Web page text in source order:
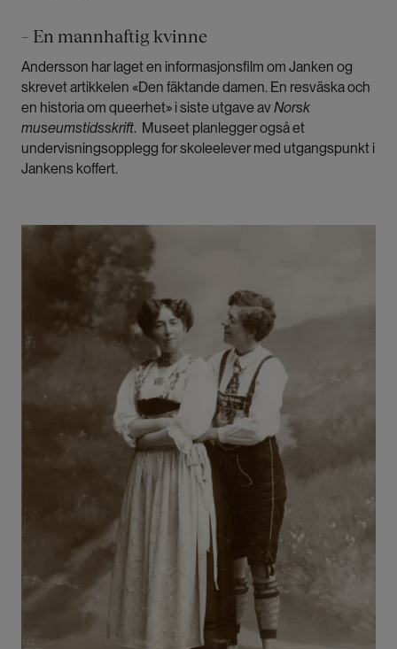
– En mannhaftig kvinne
Andersson har laget en informasjonsfilm om Janken og
skrevet artikkelen «Den fäktande damen. En resväska och
en historia om queerhet» i siste utgave avNorsk
museumstidsskrift. Museet planlegger også et
undervisningsopplegg for skoleelever med utgangspunkt i
Jankens koffert.